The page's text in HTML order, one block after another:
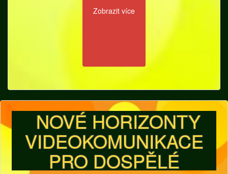
Zobrazit více
NOVÉ HORIZONTY
VIDEOKOMUNIKACE
PRO DOSPĚLÉ